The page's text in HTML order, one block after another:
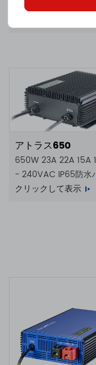
240VAC IP65防水バ
アトラス650
650W 23A 22A 15A
- 240VAC IP65防水
リー充電器
クリックして表示